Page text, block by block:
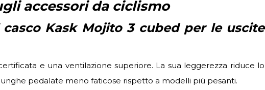
accessori da ciclismo
Kask Mojito 3 cubed per le uscite
e una ventilazione superiore. La sua leggerezza riduce lo
pedalate meno faticose rispetto a modelli più pesanti.